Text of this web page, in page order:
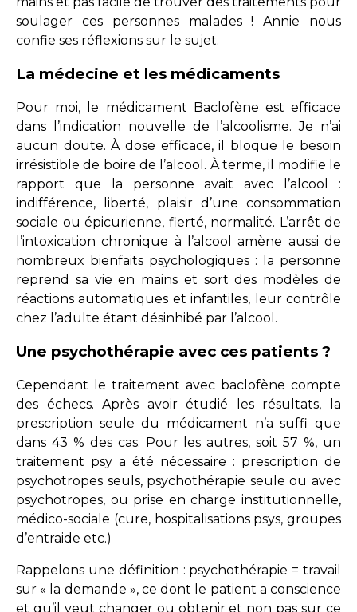
soulager ces personnes malades ! Annie nous
confie ses réflexions sur le sujet.
La médecine et les médicaments
Pour moi, le médicament Baclofène est efficace
dans l’indication nouvelle de l’alcoolisme. Je n’ai
aucun doute. À dose efficace, il bloque le besoin
irrésistible de boire de l’alcool. À terme, il modifie le
rapport que la personne avait avec l’alcool :
indifférence, liberté, plaisir d’une consommation
sociale ou épicurienne, fierté, normalité. L’arrêt de
l’intoxication chronique à l’alcool amène aussi de
nombreux bienfaits psychologiques : la personne
reprend sa vie en mains et sort des modèles de
réactions automatiques et infantiles, leur contrôle
chez l’adulte étant désinhibé par l’alcool.
Une psychothérapie avec ces patients ?
Cependant le traitement avec baclofène compte
des échecs. Après avoir étudié les résultats, la
prescription seule du médicament n’a suffi que
dans 43 % des cas. Pour les autres, soit 57 %, un
traitement psy a été nécessaire : prescription de
psychotropes seuls, psychothérapie seule ou avec
psychotropes, ou prise en charge institutionnelle,
médico-sociale (cure, hospitalisations psys, groupes
d’entraide etc.)
Rappelons une définition : psychothérapie = travail
sur « la demande », ce dont le patient a conscience
et qu’il veut changer ou obtenir et non pas sur ce